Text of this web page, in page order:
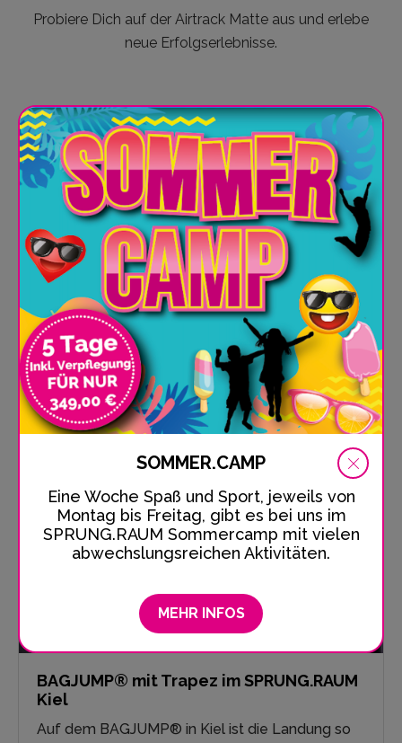
SOMMER.CAMP
Eine Woche Spaß und Sport, jeweils von
Montag bis Freitag, gibt es bei uns im
SPRUNG.RAUM Sommercamp mit vielen
abwechslungsreichen Aktivitäten.
MEHR INFOS
Probiere Dich auf der Airtrack Matte aus und erlebe
neue Erfolgserlebnisse.
Was Dich erwartet
Purzelbäume, Flick-Flack oder Schrauben. Die
Luftmatte für jedes Level
Luftgefüllte, weiche Matte mit einer Länge
von 12 Metern und 30 cm Höhe.
Dein Gleichgewicht und Deine Stabilisation
werden trainiert.
Weitere Attraktionen
BAGJUMP® mit Trapez im SPRUNG.RAUM
Kiel
Auf dem BAGJUMP® in Kiel ist die Landung so